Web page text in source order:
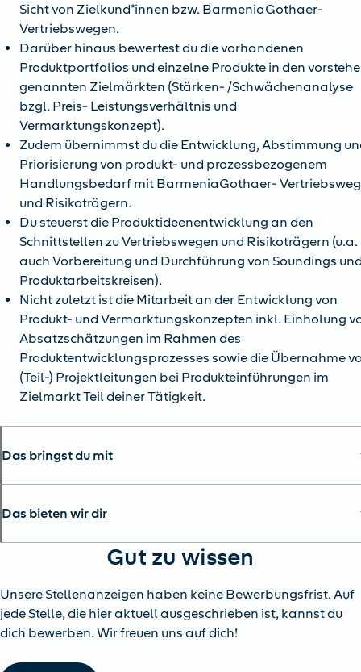
Sicht von Zielkund*innen bzw. BarmeniaGothaer-
Vertriebswegen.
Darüber hinaus bewertest du die vorhandenen
Produktportfolios und einzelne Produkte in den
genannten Zielmärkten (Stärken- /Schwächenanalyse
bzgl. Preis- Leistungsverhältnis und
Vermarktungskonzept).
Zudem übernimmst du die Entwicklung, Abstimmung
Priorisierung von produkt- und prozessbezogenem
Handlungsbedarf mit BarmeniaGothaer-
und Risikoträgern.
Du steuerst die Produktideenentwicklung an den
Schnittstellen zu Vertriebswegen und Risikoträgern (u.a.
auch Vorbereitung und Durchführung von Soundings
Produktarbeitskreisen).
Nicht zuletzt ist die Mitarbeit an der Entwicklung von
Produkt- und Vermarktungskonzepten inkl. Einholung
Absatzschätzungen im Rahmen des
Produktentwicklungsprozesses sowie die Übernahme
(Teil-) Projektleitungen bei Produkteinführungen im
Zielmarkt Teil deiner Tätigkeit.
Das bringst du mit
Das bieten wir dir
Gut zu wissen
Unsere Stellenanzeigen haben keine Bewerbungsfrist. Auf
jede Stelle, die hier aktuell ausgeschrieben ist, kannst du
dich bewerben. Wir freuen uns auf dich!